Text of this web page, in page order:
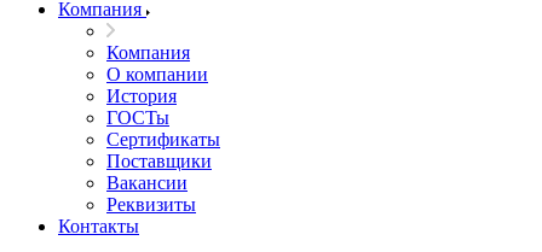
Компания
Компания
О компании
История
ГОСТы
Сертификаты
Поставщики
Вакансии
Реквизиты
Контакты